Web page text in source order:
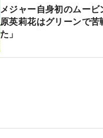
メジャー自身初のムー
原英莉花はグリーンで苦
た」